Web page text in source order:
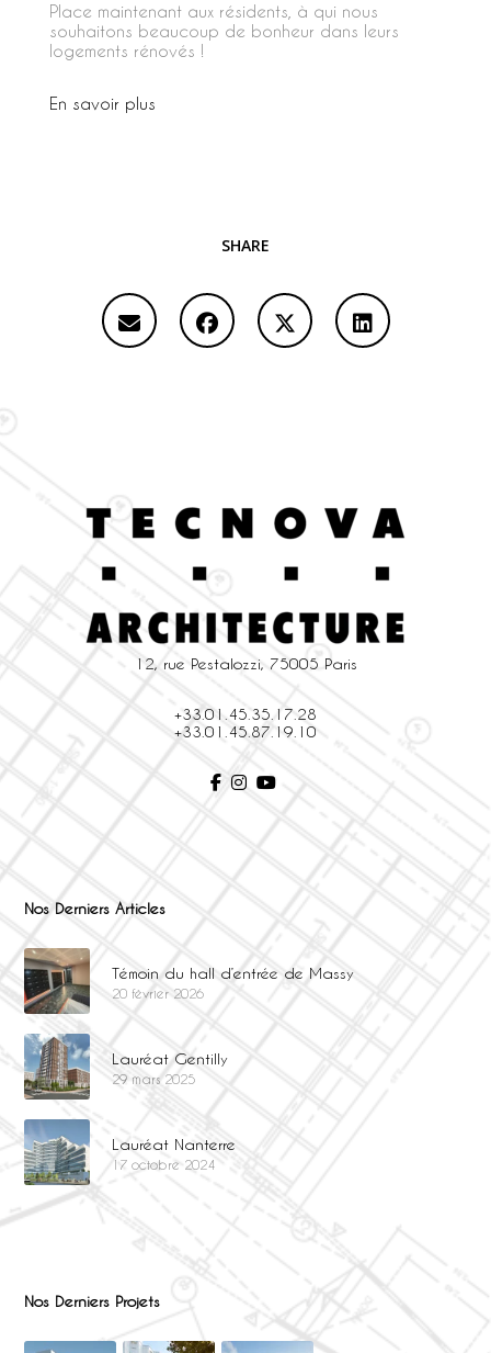
Place maintenant aux résidents, à qui nous
souhaitons beaucoup de bonheur dans leurs
logements rénovés !
En savoir plus
SHARE
12, rue Pestalozzi, 75005 Paris
+33.01.45.35.17.28
+33.01.45.87.19.10
Nos Derniers Articles
Témoin du hall d’entrée de Massy
20 février 2026
Lauréat Gentilly
29 mars 2025
Lauréat Nanterre
17 octobre 2024
Nos Derniers Projets